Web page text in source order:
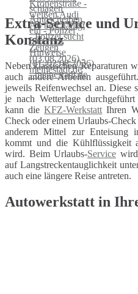
Extra-Service und
Konstanz
Neben klassischen Reparaturen
auch andere Arbeiten
jeweils Reifenwechsel an.
je nach Wetterlage
kann dieKFZ-Werkstatt Ihren
Check oder einem Urlaubs-
anderem Mittel zur Enteisung
kommt und die Kühlflüssigkeit
wird. Beim Urlaubs-Service
auf Langstreckentauglichkeit
auch eine längere Reise antreten.
Autowerkstatt in